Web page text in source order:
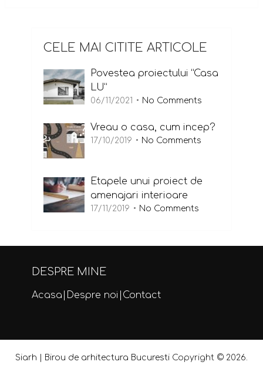
CELE MAI CITITE ARTICOLE
Povestea proiectului “Casa
LU”
06/11/2021 No Comments
Vreau o casa, cum incep?
17/10/2019 No Comments
Etapele unui proiect de
amenajari interioare
17/11/2019 No Comments
DESPRE MINE
Acasa Despre noi Contact
Siarh | Birou de arhitectura BucurestiCopyright © 2026.